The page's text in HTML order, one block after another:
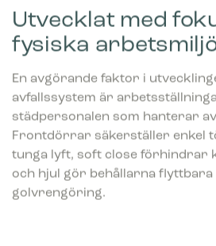
Utvecklat med
fysiska
En avgörande faktor i
avfallssystem är
städpersonalen som hanterar
Frontdörrar säkerställer enkel
tunga lyft, soft close förhindrar
och hjul gör behållarna flyttbara
golvrengöring.